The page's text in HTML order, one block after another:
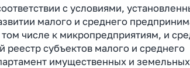
с условиями,
малого и среднего
числе к микропредприятиям, и
субъектов малого и среднего
имущественных и земельных